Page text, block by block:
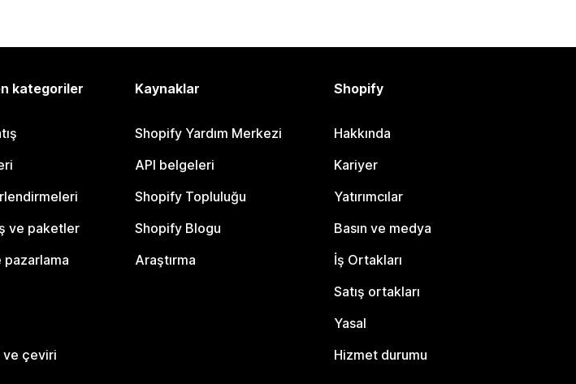
kategoriler
ve paketler
pazarlama
ve çeviri
Kaynaklar
Shopify Yardım Merkezi
API belgeleri
Shopify Topluluğu
Shopify Blogu
Araştırma
Shopify
Hakkında
Kariyer
Yatırımcılar
Basın ve medya
İş Ortakları
Satış ortakları
Yasal
Hizmet durumu